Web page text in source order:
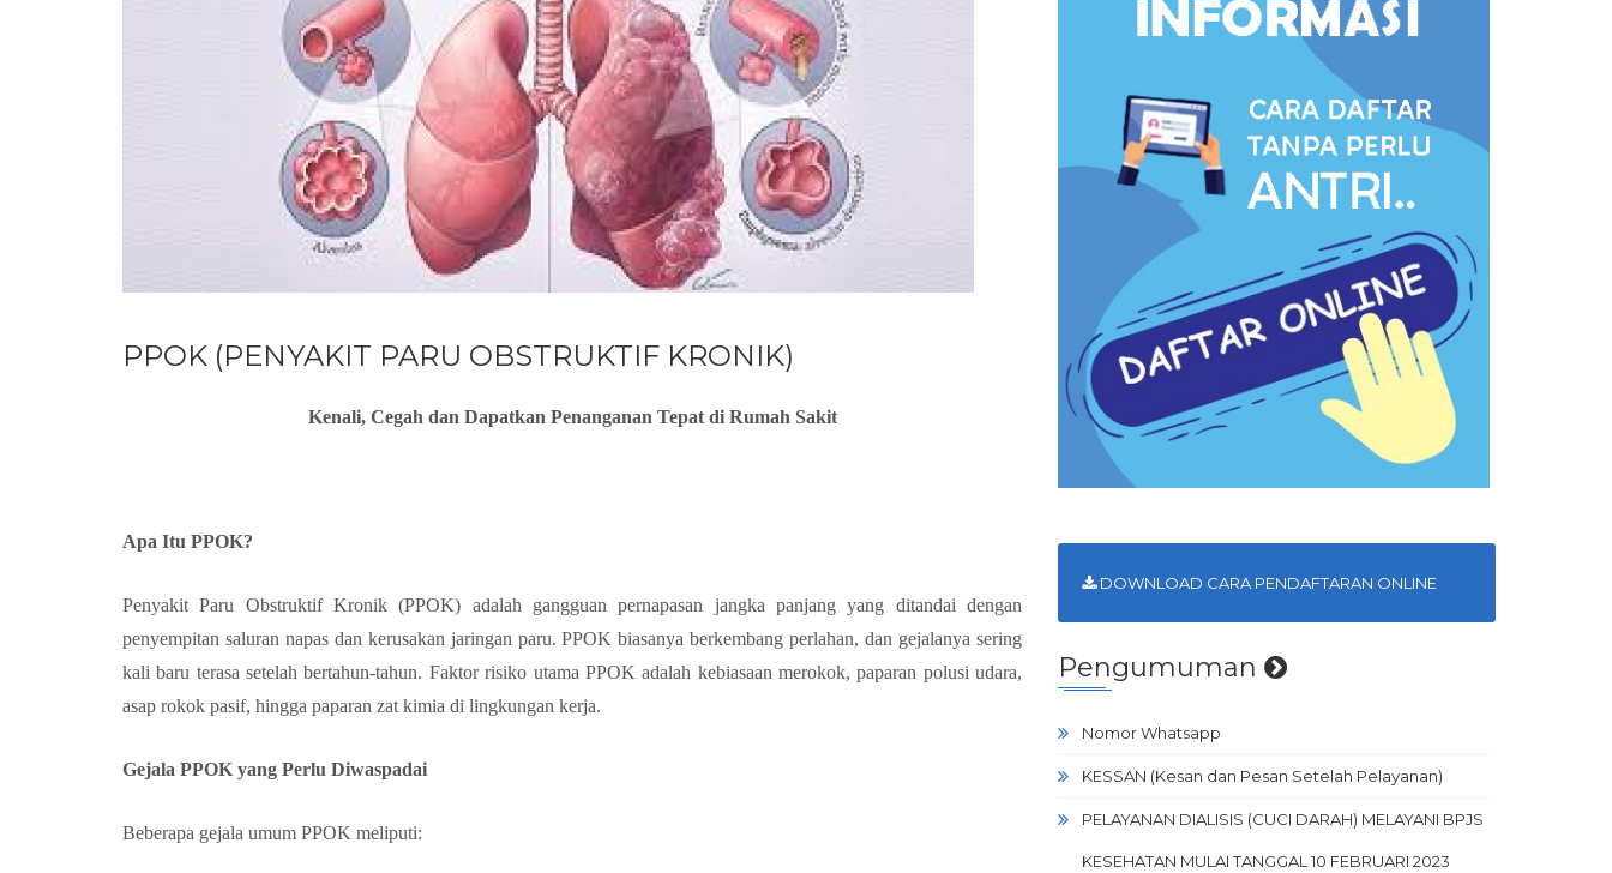
PPOK (PENYAKIT PARU OBSTRUKTIF KRONIK)
Kenali, Cegah dan Dapatkan Penanganan Tepat di Rumah Sakit
Apa Itu PPOK?
Penyakit Paru Obstruktif Kronik (PPOK) adalah gangguan pernapasan jangka panjang yang ditandai dengan
penyempitan saluran napas dan kerusakan jaringan paru. PPOK biasanya berkembang perlahan, dan gejalanya sering
kali baru terasa setelah bertahun-tahun. Faktor risiko utama PPOK adalah kebiasaan merokok, paparan polusi udara,
asap rokok pasif, hingga paparan zat kimia di lingkungan kerja.
Gejala PPOK yang Perlu Diwaspadai
Beberapa gejala umum PPOK meliputi:
DOWNLOAD CARA PENDAFTARAN ONLINE
Pengumuman
Nomor Whatsapp
KESSAN (Kesan dan Pesan Setelah Pelayanan)
PELAYANAN DIALISIS (CUCI DARAH) MELAYANI BPJS
KESEHATAN MULAI TANGGAL 10 FEBRUARI 2023